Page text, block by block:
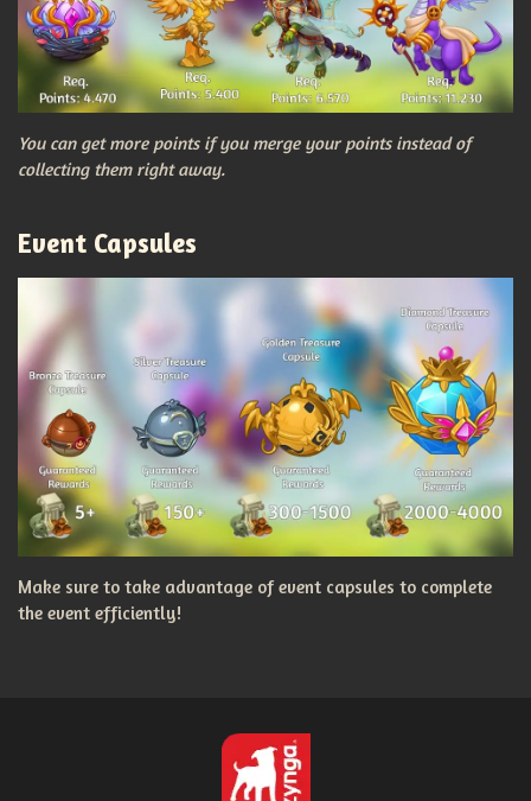
You can get more points if you merge your points instead of
collecting them right away.
Event Capsules
Make sure to take advantage of event capsules to complete
the event efficiently!